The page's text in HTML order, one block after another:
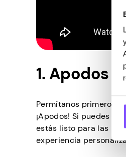
1. Apodos
Permítanos primero
¡Apodos! Si puedes
estás listo para las
experiencia